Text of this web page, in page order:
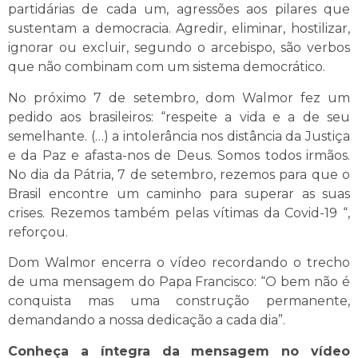
partidárias de cada um, agressões aos pilares que
sustentam a democracia. Agredir, eliminar, hostilizar,
ignorar ou excluir, segundo o arcebispo, são verbos
que não combinam com um sistema democrático.
No próximo 7 de setembro, dom Walmor fez um
pedido aos brasileiros: “respeite a vida e a de seu
semelhante. (…) a intolerância nos distância da Justiça
e da Paz e afasta-nos de Deus. Somos todos irmãos.
No dia da Pátria, 7 de setembro, rezemos para que o
Brasil encontre um caminho para superar as suas
crises. Rezemos também pelas vítimas da Covid-19 “,
reforçou.
Dom Walmor encerra o vídeo recordando o trecho
de uma mensagem do Papa Francisco: “O bem não é
conquista mas uma construção permanente,
demandando a nossa dedicação a cada dia”.
Conheça a íntegra da mensagem no vídeo